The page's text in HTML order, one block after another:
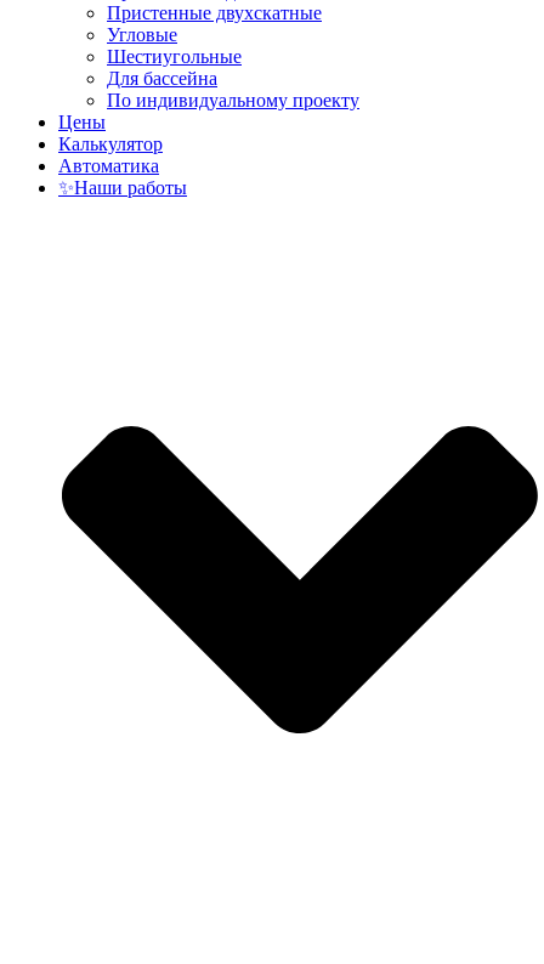
Пристенные двухскатные
Угловые
Шестиугольные
Для бассейна
По индивидуальному проекту
Цены
Калькулятор
Автоматика
✨Наши работы